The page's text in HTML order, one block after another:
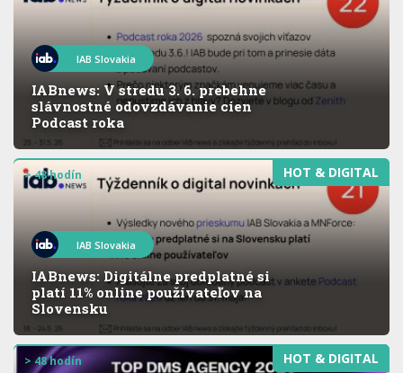
IAB Slovakia
IABnews: V stredu 3. 6. prebehne
slávnostné odovzdávanie cien
Podcast roka
HOT & DIGITAL
> 48 hodín
IAB Slovakia
IABnews: Digitálne predplatné si
platí 11% online používateľov na
Slovensku
HOT & DIGITAL
> 48 hodín